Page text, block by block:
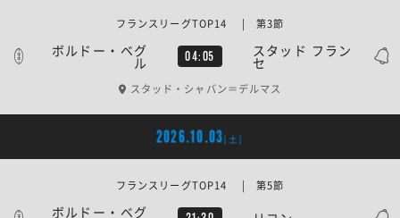
ボルドー・ベグ
ル 04:05 スタッド フラン
セ
フランスリーグTOP14 | 第3節
スタッド・シャバン＝デルマス
2026.10.03[土]
ボルドー・ベグ
フランスリーグTOP14 | 第5節